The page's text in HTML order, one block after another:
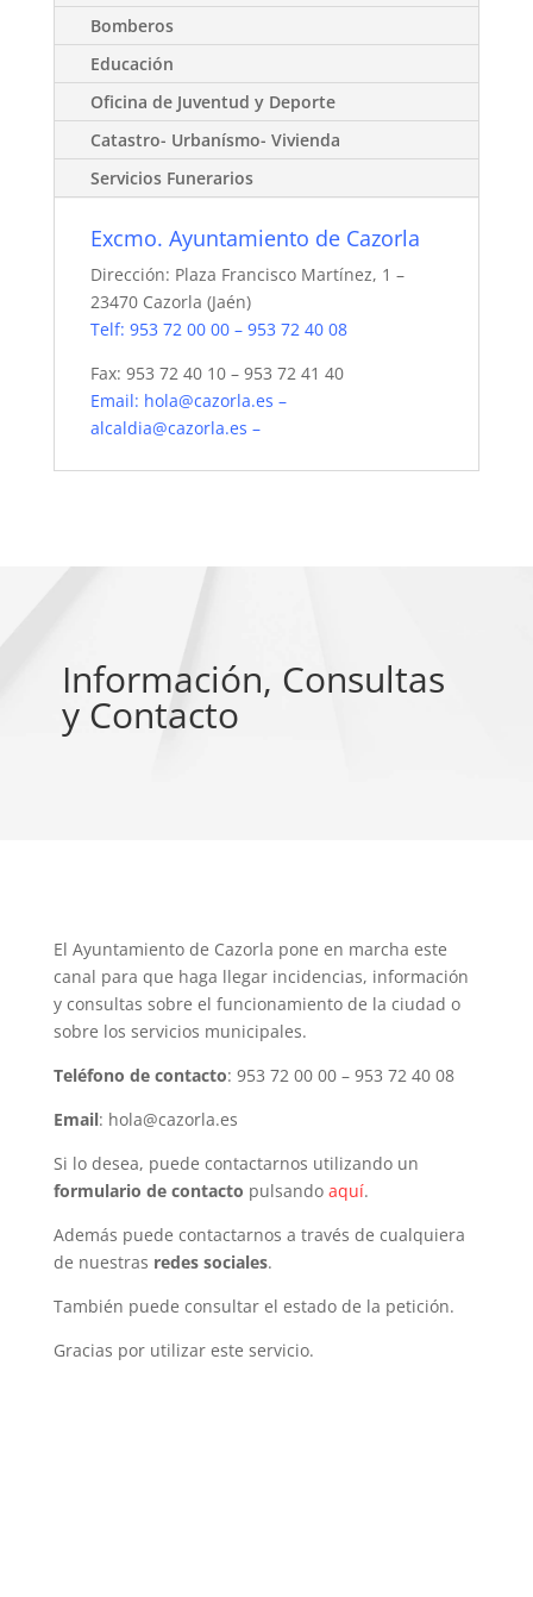
Bomberos
Educación
Oficina de Juventud y Deporte
Catastro- Urbanísmo- Vivienda
Servicios Funerarios
Excmo. Ayuntamiento de Cazorla
Dirección: Plaza Francisco Martínez, 1 –
23470 Cazorla (Jaén)
Telf: 953 72 00 00 – 953 72 40 08
Fax: 953 72 40 10 – 953 72 41 40
Email: hola@cazorla.es –
alcaldia@cazorla.es –
Información, Consultas
y Contacto
El Ayuntamiento de Cazorla pone en marcha este
canal para que haga llegar incidencias, información
y consultas sobre el funcionamiento de la ciudad o
sobre los servicios municipales.
Teléfono de contacto: 953 72 00 00 – 953 72 40 08
Email: hola@cazorla.es
Si lo desea, puede contactarnos utilizando un
formulario de contacto pulsando aquí.
Además puede contactarnos a través de cualquiera
de nuestras redes sociales.
También puede consultar el estado de la petición.
Gracias por utilizar este servicio.